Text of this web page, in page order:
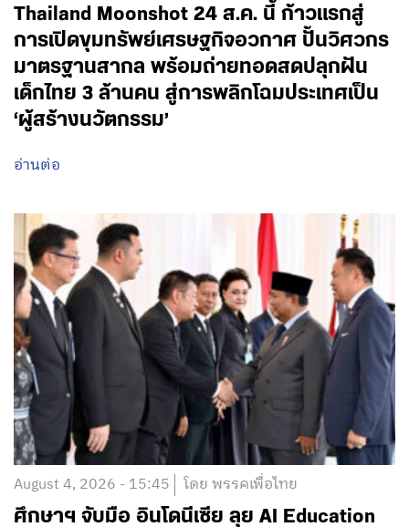
Thailand Moonshot 24 ส.ค. นี้ ก้าวแรกสู่
การเปิดขุมทรัพย์เศรษฐกิจอวกาศ ปั้นวิศวกร
มาตรฐานสากล พร้อมถ่ายทอดสดปลุกฝัน
เด็กไทย 3 ล้านคน สู่การพลิกโฉมประเทศเป็น
‘ผู้สร้างนวัตกรรม’
อ่านต่อ
August 4, 2026 - 15:45 โดย พรรคเพื่อไทย
ศึกษาฯ จับมือ อินโดนีเซีย ลุย AI Education